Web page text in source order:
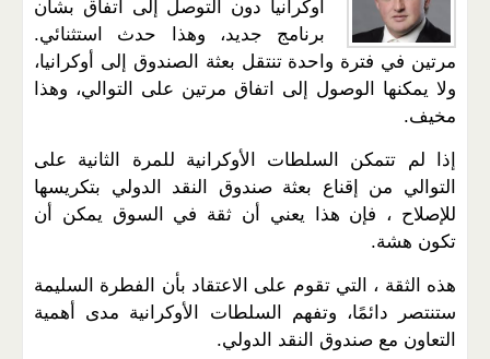
أوكرانيا دون التوصل إلى اتفاق بشأن
برنامج جديد، وهذا حدث استثنائي.
مرتين في فترة واحدة تنتقل بعثة الصندوق إلى أوكرانيا،
ولا يمكنها الوصول إلى اتفاق مرتين على التوالي، وهذا
مخيف.
إذا لم تتمكن السلطات الأوكرانية للمرة الثانية على
التوالي من إقناع بعثة صندوق النقد الدولي بتكريسها
للإصلاح ، فإن هذا يعني أن ثقة في السوق يمكن أن
تكون هشة.
هذه الثقة ، التي تقوم على الاعتقاد بأن الفطرة السليمة
ستنتصر دائمًا، وتفهم السلطات الأوكرانية مدى أهمية
التعاون مع صندوق النقد الدولي.